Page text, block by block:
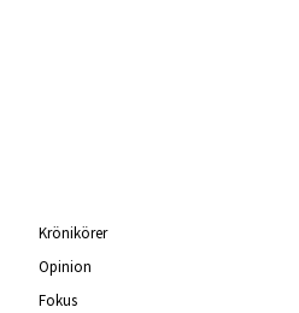
Krönikörer
Opinion
Fokus